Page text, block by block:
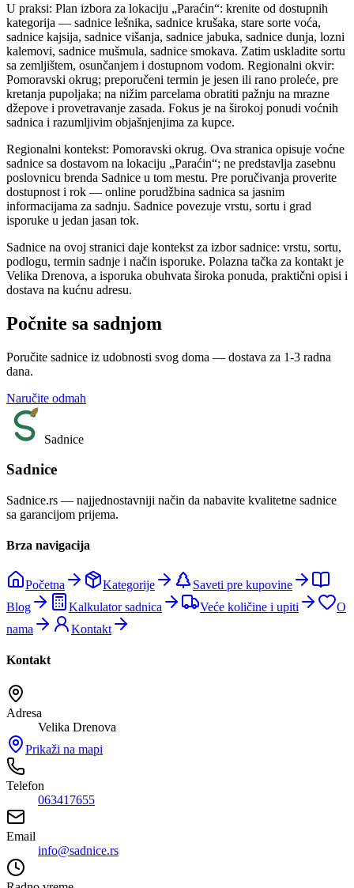
U praksi: Plan izbora za lokaciju „Paraćin“: krenite od dostupnih
kategorija — sadnice lešnika, sadnice krušaka, stare sorte voća,
sadnice kajsija, sadnice višanja, sadnice jabuka, sadnice dunja, lozni
kalemovi, sadnice mušmula, sadnice smokava. Zatim uskladite sortu
sa zemljištem, osunčanjem i dostupnom vodom. Regionalni okvir:
Pomoravski okrug; preporučeni termin je jesen ili rano proleće, pre
kretanja pupoljaka; na nižim parcelama obratiti pažnju na mrazne
džepove i provetravanje zasada. Fokus je na širokoj ponudi voćnih
sadnica i razumljivim objašnjenjima za kupce.
Regionalni kontekst: Pomoravski okrug. Ova stranica opisuje voćne
sadnice sa dostavom na lokaciju „Paraćin“; ne predstavlja zasebnu
poslovnicu brenda Sadnice u tom mestu. Pre poručivanja proverite
dostupnost i rok — online porudžbina sadnica sa jasnim
informacijama za sadnju. Sadnice povezuje vrstu, sortu i grad
isporuke u jedan jasan tok.
Sadnice na ovoj stranici daje kontekst za izbor sadnice: vrstu, sortu,
podlogu, termin sadnje i način isporuke. Polazna tačka za kontakt je
Velika Drenova, a isporuka obuhvata široka ponuda, praktični opisi i
dostava na kućnu adresu.
Počnite sa sadnjom
Poručite sadnice iz udobnosti svog doma — dostava za 1-3 radna
dana.
Naručite odmah
Sadnice
Sadnice
Sadnice.rs — najjednostavniji način da nabavite kvalitetne sadnice
sa garancijom prijema.
Brza navigacija
Početna Kategorije
Saveti pre kupovine
Blog
Kalkulator sadnica Veće količine i upiti
O
nama
Kontakt
Kontakt
Adresa
Velika Drenova
Prikaži na mapi
Telefon
063417655
Email
info@sadnice.rs